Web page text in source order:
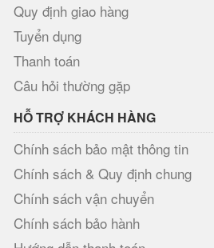
Quy định giao hàng
Tuyển dụng
Thanh toán
Câu hỏi thường gặp
HỖ TRỢ KHÁCH HÀNG
Chính sách bảo mật thông tin
Chính sách & Quy định chung
Chính sách vận chuyển
Chính sách bảo hành